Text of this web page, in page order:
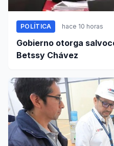
POLÍTICA hace 10 horas
Gobierno otorga
Betssy Chávez